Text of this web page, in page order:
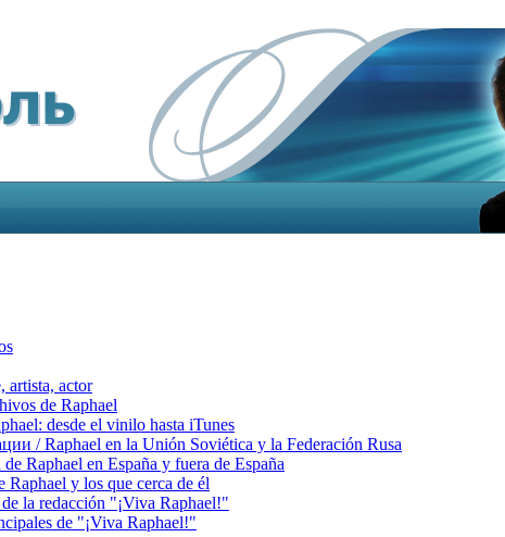
artista, actor
de Raphael
desde el vinilo hasta iTunes
/ Raphael en la Unión Soviética y la Federación Rusa
Raphael en España y fuera de España
y los que cerca de él
la redacción "¡Viva Raphael!"
de "¡Viva Raphael!"